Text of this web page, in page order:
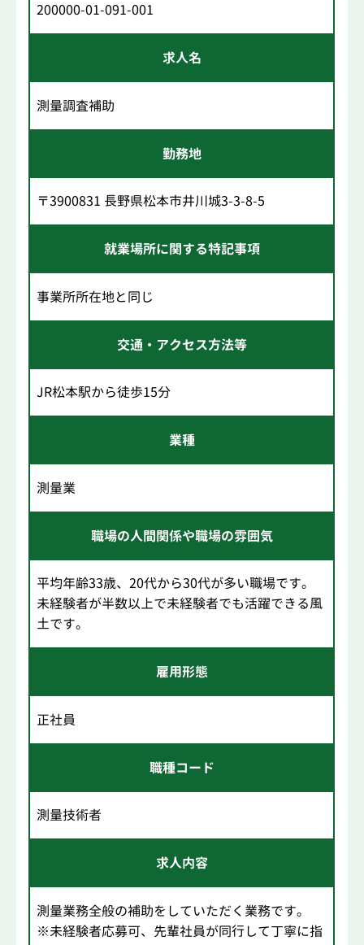
200000-01-091-001
求人名
測量調査補助
勤務地
〒3900831 長野県松本市井川城3-3-8-5
就業場所に関する特記事項
事業所所在地と同じ
交通・アクセス方法等
JR松本駅から徒歩15分
業種
測量業
職場の人間関係や職場の雰囲気
平均年齢33歳、20代から30代が多い職場です。
未経験者が半数以上で未経験者でも活躍できる風
土です。
雇用形態
正社員
職種コード
測量技術者
求人内容
測量業務全般の補助をしていただく業務です。
※未経験者応募可、先輩社員が同行して丁寧に指